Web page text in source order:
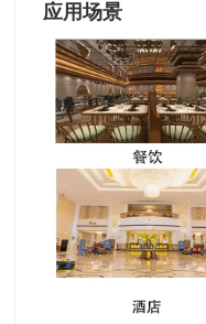
应用场景